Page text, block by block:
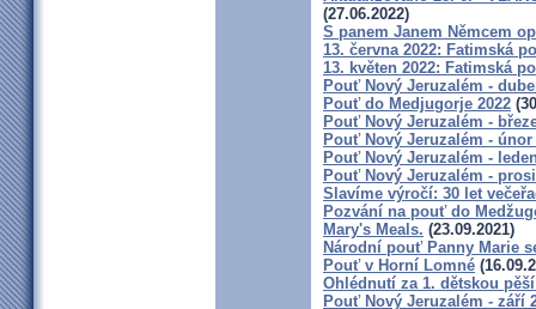
(27.06.2022)
S panem Janem Němcem
13. června 2022: Fatimská
13. květen 2022: Fatimská
Pouť Nový Jeruzalém -
Pouť do Medjugorje 2022
Pouť Nový Jeruzalém -
Pouť Nový Jeruzalém - únor
Pouť Nový Jeruzalém -
Pouť Nový Jeruzalém -
Slavíme výročí: 30 let
Pozvání na pouť do
Mary's Meals. (23.09.2021)
Národní pouť Panny Marie
Pouť v Horní Lomné
Ohlédnutí za 1. dětskou
Pouť Nový Jeruzalém - září